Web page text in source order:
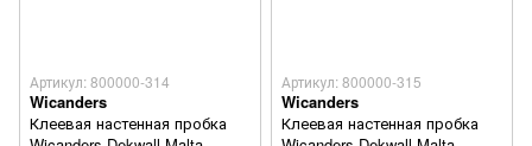
Артикул: 800000-314
Wicanders
Клеевая настенная пробка
Артикул: 800000-315
Wicanders
Клеевая настенная пробка